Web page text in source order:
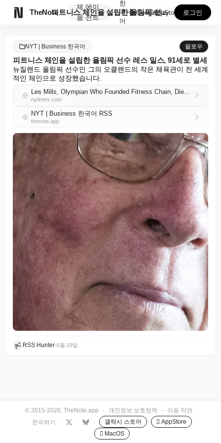
TheNote
제
품
에이
전트
피트니스 체인을 설립한 올림픽 선수 레스 밀스, 91세...
한
국
어
GooglePlay
AppStore 로그인
NYT | Business 한국어 팔로우
피트니스 체인을 설립한 올림픽 선수 레스 밀스, 91세로 별세
뉴질랜드 올림픽 선수인 그의 오클랜드의 작은 체육관이 전 세계
적인 체인으로 성장했습니다.
Les Mills, Olympian Who Founded Fitness Chain, Dies at 91
nytimes.com
NYT | Business 한국어 RSS
thenote.app
RSS Hunter•6월 29일
© 2015-2026, TheNote.app · 개인정보 보호정책 · 이용 약관
·
문의하기
· · · 갤럭시 스토어
 AppStore
 MacOS